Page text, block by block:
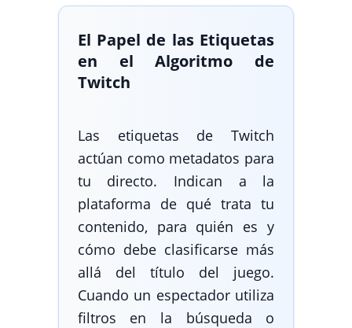
El Papel de las Etiquetas
en el Algoritmo de
Twitch
Las etiquetas de Twitch
actúan como metadatos para
tu directo. Indican a la
plataforma de qué trata tu
contenido, para quién es y
cómo debe clasificarse más
allá del título del juego.
Cuando un espectador utiliza
filtros en la búsqueda o